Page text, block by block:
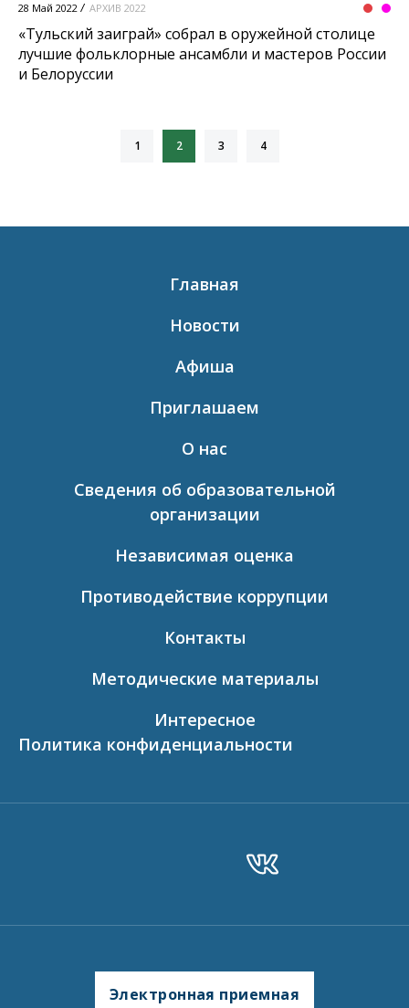
28 Май 2022 АРХИВ 2022
«Тульский заиграй» собрал в оружейной столице
лучшие фольклорные ансамбли и мастеров России
и Белоруссии
1 2 3 4
Главная
Новости
Афиша
Приглашаем
О нас
Сведения об образовательной
организации
Независимая оценка
Противодействие коррупции
Контакты
Методические материалы
Интересное
Политика конфиденциальности
Электронная приемная